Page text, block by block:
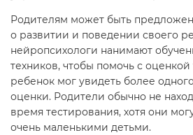
Родителям может быть
о развитии и поведении своего
нейропсихологи нанимают
техников, чтобы помочь с
ребенок мог увидеть более
оценки. Родители обычно не
время тестирования, хотя они
очень маленькими детьми.